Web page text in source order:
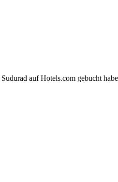
auf Hotels.com gebucht